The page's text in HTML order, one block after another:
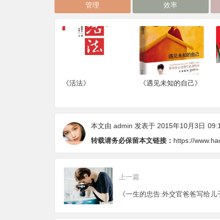
管理 效率
《遇见未知的自己》 《非暴力沟通》
本文由 admin 发表于 2015年10月3日
转载请务必保留本文链接： https://
上一篇